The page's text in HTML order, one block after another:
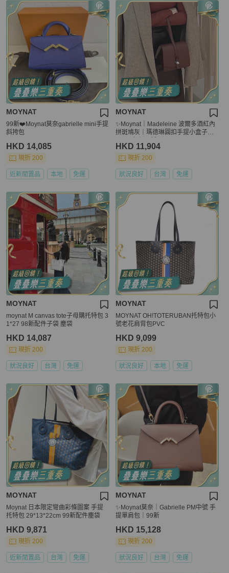
MOYNAT
99新❤️Moynat莫奈gabrielle mini手提
斜挎包
HKD 14,085
現折 200
近新閒置品 本地 免運
MOYNAT
✨Moynat｜Madeleine 波爾多酒紅內
拼斑鳩灰｜瑪德琳圓扣手提小盒子｜e
HKD 11,904
現折 200
狀況良好 台灣 免運
MOYNAT
moynat M canvas tote子母購托特包 3
1*27 98新配件子袋 塵袋
HKD 14,087
現折 200
狀況良好 台灣 免運
MOYNAT
MOYNAT OH!TOTERUBAN托特包小
號老花肩背包PVC
HKD 9,099
現折 200
狀況良好 本地 免運
MOYNAT
Moynat 日本限定彎曲彩條圖案 手提
托特包 29*13*22cm 99新配件塵袋
HKD 9,871
現折 200
近新閒置品 台灣 免運
MOYNAT
✨Moynat莫奈｜Gabrielle PM中號 手
提單肩包｜99新
HKD 15,128
現折 200
狀況良好 台灣 免運